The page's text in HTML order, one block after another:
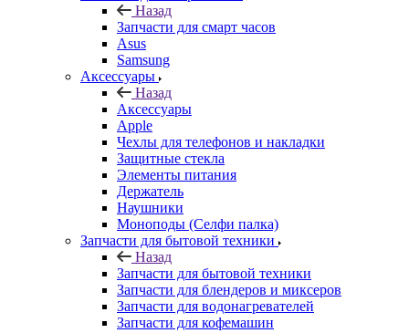
Назад
Запчасти для смарт часов
Asus
Samsung
Аксессуары
Назад
Аксессуары
Apple
Чехлы для телефонов и накладки
Защитные стекла
Элементы питания
Держатель
Наушники
Моноподы (Селфи палка)
Запчасти для бытовой техники
Назад
Запчасти для бытовой техники
Запчасти для блендеров и миксеров
Запчасти для водонагревателей
Запчасти для кофемашин